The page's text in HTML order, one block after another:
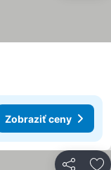
Zobraziť ceny